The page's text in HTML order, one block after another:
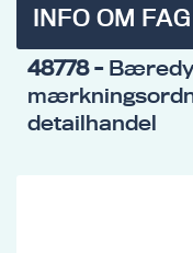
INFO OM FAG
48778-
detailhandel